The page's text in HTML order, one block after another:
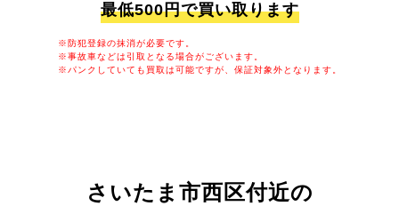
最低500円で買い取ります
※防犯登録の抹消が必要です。
※事故車などは引取となる場合がございます。
※パンクしていても買取は可能ですが、保証対象外となります。
さいたま市西区付近の